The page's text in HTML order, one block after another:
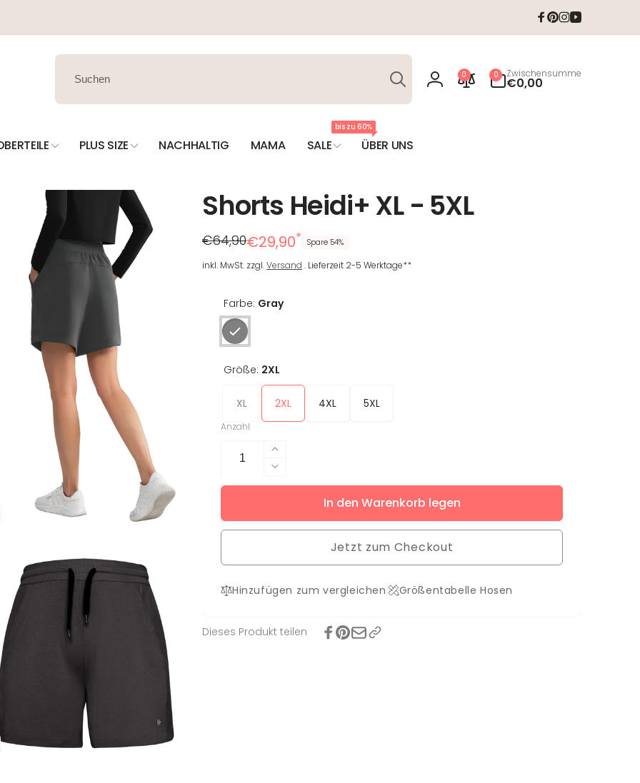
Facebook
Pinterest
Instagram
YouTube
Suchen
Einloggen
0 0
Artikel
Zwischensumme
€0,00
PLUS SIZE NACHHALTIG MAMA SALE
bis zu 60%
ÜBER UNS
Shorts Heidi+ XL - 5XL
Regulärer
Preis
€64,90
Reduzierter
Preis
€29,90* Spare 54%
inkl. MwSt. zzgl.Versand . Lieferzeit 2-5 Werktage**
Farbe: Gray
Größe: 2XL
XL 2XL 4XL 5XL
Anzahl
Erhöhe
die
Menge
Heidi+
Verringere
die
für
Shorts
XL
5XL
In den Warenkorb legen
Jetzt zum Checkout
Hinzufügen zum vergleichen Größentabelle Hosen
Dieses Produkt teilen